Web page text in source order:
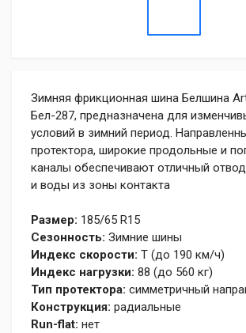
Зимняя фрикционная шина Белшина
Бел-287, предназначена для
условий в зимний период.
протектора, широкие продольные и
каналы обеспечивают отличный отвод
и воды из зоны контакта
Размер: 185/65 R15
Сезонность: Зимние шины
Индекс скорости: T (до 190 км/ч)
Индекс нагрузки: 88 (до 560 кг)
Тип протектора: симметричный
Конструкция: радиальные
Run-flat: нет